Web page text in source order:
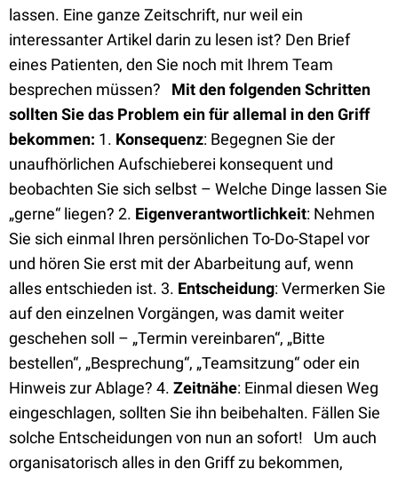
lassen. Eine ganze Zeitschrift, nur weil ein
interessanter Artikel darin zu lesen ist? Den Brief
eines Patienten, den Sie noch mit Ihrem Team
besprechen müssen? Mit den folgenden Schritten
sollten Sie das Problem ein für allemal in den Griff
bekommen: 1. Konsequenz: Begegnen Sie der
unaufhörlichen Aufschieberei konsequent und
beobachten Sie sich selbst – Welche Dinge lassen Sie
„gerne“ liegen? 2. Eigenverantwortlichkeit: Nehmen
Sie sich einmal Ihren persönlichen To-Do-Stapel vor
und hören Sie erst mit der Abarbeitung auf, wenn
alles entschieden ist. 3. Entscheidung: Vermerken Sie
auf den einzelnen Vorgängen, was damit weiter
geschehen soll – „Termin vereinbaren“, „Bitte
bestellen“, „Besprechung“, „Teamsitzung“ oder ein
Hinweis zur Ablage? 4. Zeitnähe: Einmal diesen Weg
eingeschlagen, sollten Sie ihn beibehalten. Fällen Sie
solche Entscheidungen von nun an sofort! Um auch
organisatorisch alles in den Griff zu bekommen,